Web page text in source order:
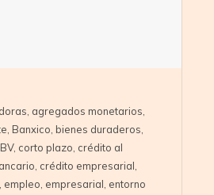
agregados monetarios
Banxico bienes duraderos
, corto plazo crédito al
crédito empresarial
empleo empresarial entorno